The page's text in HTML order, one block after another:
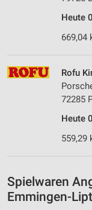
Heute
669,04
Rofu
72285
Heute
559,29
Spielwaren
Emmingen-
Erstellung von
personalisierter
Messung der
Messung der
Analyse von
Entwicklung und